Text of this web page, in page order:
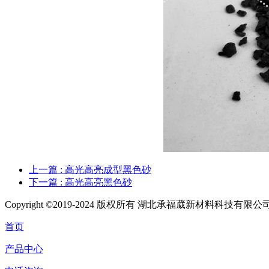
上一篇 : 高光高亮成型黑色砂
下一篇 : 高光高亮黑色砂
Copyright ©2019-2024 版权所有 湖北承福葳新材料科技有限公
首页
产品中心